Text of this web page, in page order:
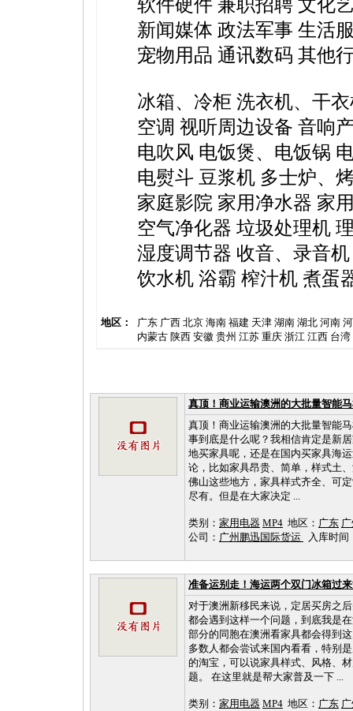
软件硬件 兼职招聘 文化
新闻媒体 政法军事 生活
宠物用品 通讯数码 其他
冰箱、冷柜 洗衣机、干
空调 视听周边设备 音响
电吹风 电饭煲、电饭锅
电熨斗 豆浆机 多士炉、
家庭影院 家用净水器 家
空气净化器 垃圾处理机
湿度调节器 收音、录音机
饮水机 浴霸 榨汁机 煮蛋
地区： 广东 广西 北京 海南 福建 天津 湖南 湖北 河南
内蒙古 陕西 安徽 贵州 江苏 重庆 浙江 江西 台湾
真顶！商业运输澳洲的大批量智能
真顶！商业运输澳洲的大批量智能
事到底是什么呢？我相信肯定是新
地买家具呢，还是在国内买家具海
论，比如家具昂贵、简单，样式土
佛山这些地方，家具样式齐全、可
尽有。但是在大家决定 ...
类别： 家用电器 MP4 地区： 广东
公司： 广州鹏迅国际货运 入库时间
准备运别走！海运两个双门冰箱过
对于澳洲新移民来说，定居买房之
都会遇到这样一个问题，到底我是
部分的同胞在澳洲看家具都会得到
多数人都会尝试来国内看看，特别
的淘宝，可以说家具样式、风格、
题。 在这里就是帮大家普及一下 ...
类别： 家用电器 MP4 地区： 广东